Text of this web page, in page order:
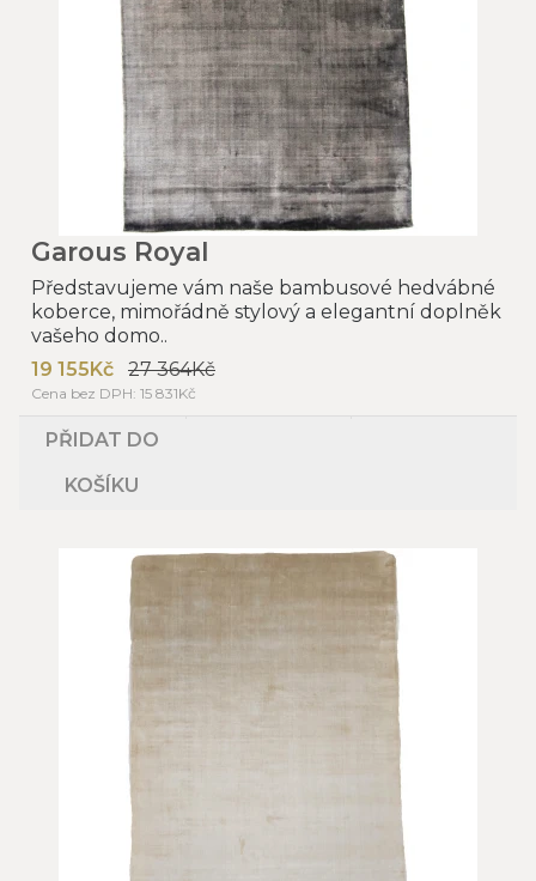
Garous Royal
Představujeme vám naše bambusové hedvábné
koberce, mimořádně stylový a elegantní doplněk
vašeho domo..
19 155Kč
27 364Kč
Cena bez DPH: 15 831Kč
PŘIDAT DO
KOŠÍKU